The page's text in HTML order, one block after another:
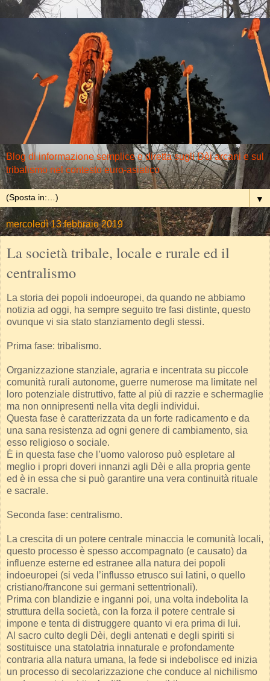
Blog di informazione semplice e diretta sugli Dèi arcani e sul
tribalismo nel contesto euro-asiatico
▼
mercoledì 13 febbraio 2019
La società tribale, locale e rurale ed il
centralismo
La storia dei popoli indoeuropei, da quando ne abbiamo
notizia ad oggi, ha sempre seguito tre fasi distinte, questo
ovunque vi sia stato stanziamento degli stessi.
Prima fase: tribalismo.
Organizzazione stanziale, agraria e incentrata su piccole
comunità rurali autonome, guerre numerose ma limitate nel
loro potenziale distruttivo, fatte al più di razzie e schermaglie
ma non onnipresenti nella vita degli individui.
Questa fase è caratterizzata da un forte radicamento e da
una sana resistenza ad ogni genere di cambiamento, sia
esso religioso o sociale.
È in questa fase che l’uomo valoroso può espletare al
meglio i propri doveri innanzi agli Dèi e alla propria gente
ed è in essa che si può garantire una vera continuità rituale
e sacrale.
Seconda fase: centralismo.
La crescita di un potere centrale minaccia le comunità locali,
questo processo è spesso accompagnato (e causato) da
influenze esterne ed estranee alla natura dei popoli
indoeuropei (si veda l’influsso etrusco sui latini, o quello
cristiano/francone sui germani settentrionali).
Prima con blandizie e inganni poi, una volta indebolita la
struttura della società, con la forza il potere centrale si
impone e tenta di distruggere quanto vi era prima di lui.
Al sacro culto degli Dèi, degli antenati e degli spiriti si
sostituisce una statolatria innaturale e profondamente
contraria alla natura umana, la fede si indebolisce ed inizia
un processo di secolarizzazione che conduce al nichilismo